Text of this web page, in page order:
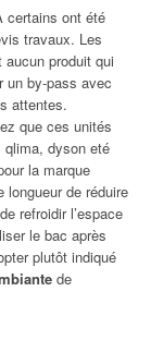
certains ont été
travaux. Les
produit qui
un by-pass avec
attentes.
que ces unités
dyson eté
la marque
longueur de réduire
refroidir l’espace
le bac après
plutôt indiqué
de